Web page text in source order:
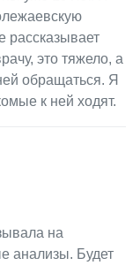
рассказывает
это тяжело, а
обращаться. Я
к ней ходят.
на
анализы. Будет